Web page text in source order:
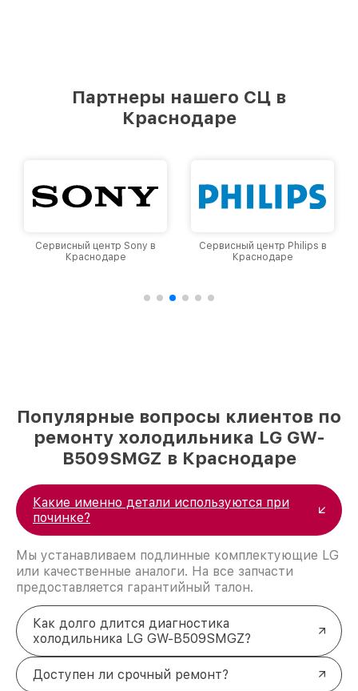
Партнеры нашего СЦ в
Краснодаре
Сервисный центр Sony в
Краснодаре
Сервисный центр Philips в
Краснодаре
Популярные вопросы клиентов по
ремонту холодильника LG GW-
B509SMGZ в Краснодаре
Какие именно детали используются при
починке?
Мы устанавливаем подлинные комплектующие LG
или качественные аналоги. На все запчасти
предоставляется гарантийный талон.
Как долго длится диагностика
холодильника LG GW-B509SMGZ?
Доступен ли срочный ремонт?